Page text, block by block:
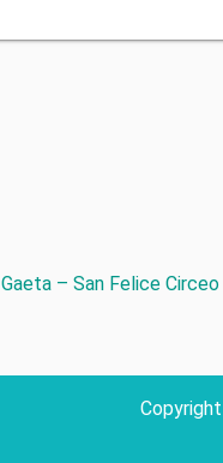
Gaeta – San Felice